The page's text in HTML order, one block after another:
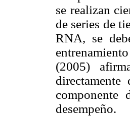
se realizan
de series de
RNA, se
(2005)
componente
desempeño.